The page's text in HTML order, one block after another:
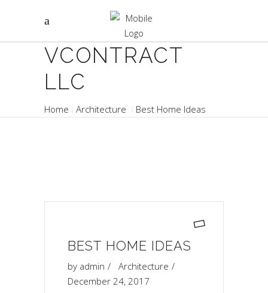
VCONTRACT
LLC
Home Architecture Best Home Ideas
BEST HOME IDEAS
by admin
Architecture
December 24, 2017